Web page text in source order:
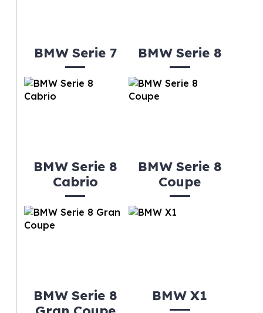
BMW Serie 7 BMW Serie 8
BMW Serie 8
Cabrio
BMW Serie 8
Coupe
BMW Serie 8
BMW X1